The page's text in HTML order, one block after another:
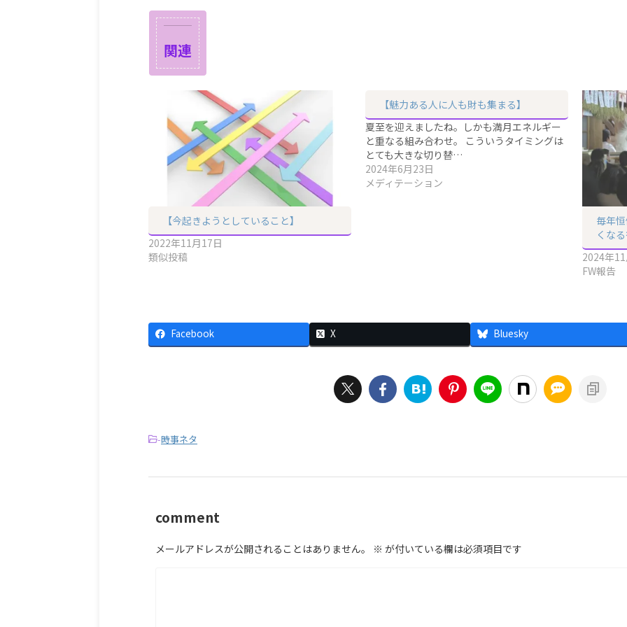
関連
【今起きようとしていること】
2022年11月17日
類似投稿
【魅力ある人に人も財も集まる】
夏至を迎えましたね。しかも満月エネルギー
と重なる組み合わせ。 こういうタイミングは
とても大きな切り替…
2024年6月23日
メディテーション
毎年
くな
2024年
FW報告
Facebook X Bluesky
-時事ネタ
comment
メールアドレスが公開されることはありません。 ※ が付いている欄は必須項目です